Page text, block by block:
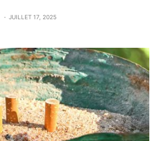
JUILLET 17, 2025